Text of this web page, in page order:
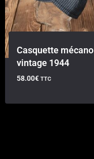
Casquette mécano
vintage 1944
58.00€ TTC